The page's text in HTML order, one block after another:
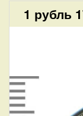
1 рубль